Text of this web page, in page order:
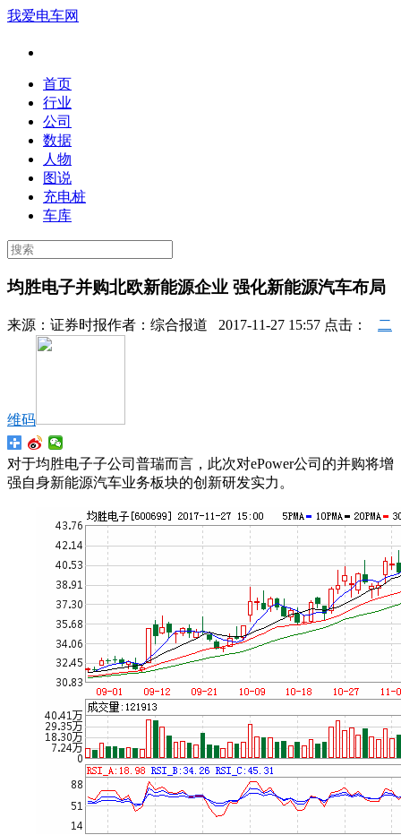
我爱电车网
首页
行业
公司
数据
人物
图说
充电桩
车库
均胜电子并购北欧新能源企业 强化新能源汽车布局
来源： 证券时报作者： 综合报道 2017-11-27 15:57 点击： 二
维码
对于均胜电子子公司普瑞而言，此次对ePower公司的并购将增
强自身新能源汽车业务板块的创新研发实力。